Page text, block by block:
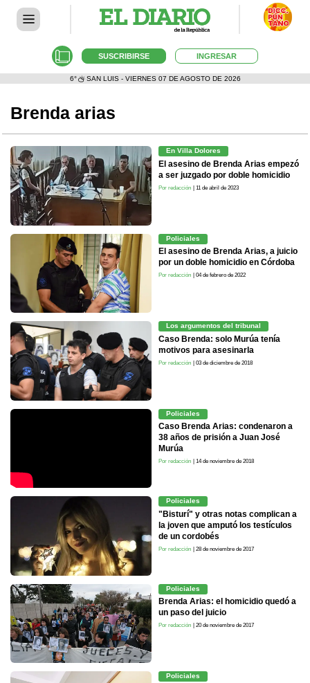
SUSCRIBIRSE INGRESAR
6° SAN LUIS - VIERNES 07 DE AGOSTO DE 2026
Brenda arias
En Villa Dolores
El asesino de Brenda Arias empezó
a ser juzgado por doble homicidio
Por redacción | 11 de abril de 2023
Policiales
El asesino de Brenda Arias, a juicio
por un doble homicidio en Córdoba
Por redacción | 04 de febrero de 2022
Los argumentos del tribunal
Caso Brenda: solo Murúa tenía
motivos para asesinarla
Por redacción | 03 de diciembre de 2018
Policiales
Caso Brenda Arias: condenaron a
38 años de prisión a Juan José
Murúa
Por redacción | 14 de noviembre de 2018
Policiales
"Bisturí" y otras notas complican a
la joven que amputó los testículos
de un cordobés
Por redacción | 28 de noviembre de 2017
Policiales
Brenda Arias: el homicidio quedó a
un paso del juicio
Por redacción | 20 de noviembre de 2017
Policiales